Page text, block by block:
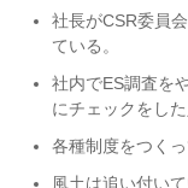
社長がCSR委員
ている。
社内でES調査を
にチェックをした
各種制度をつく
風土は追い付い